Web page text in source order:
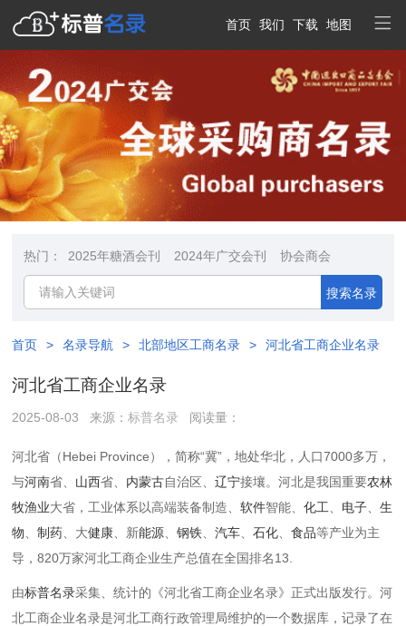
首页 我们 下载 地图
热门： 2025年糖酒会刊 2024年广交会刊 协会商会
搜索名录
首页 > 名录导航 > 北部地区工商名录 > 河北省工商企业名录
河北省工商企业名录
2025-08-03 来源：标普名录 阅读量：
河北省（Hebei Province），简称“冀”，地处华北， 人口7000多万 ，
与河南省、 山西省、 内蒙古自治区、辽宁接壤。‌河北是我国重要农林
牧渔业大省，工业体系以高端装备制造、软件智能、化工、 电子、生
物、制药、 大健康、新能源、钢铁、汽车、石化、食品等产业为主
导，820万家河北工商企业生产总值在全国排名13.
由标普名录采集、统计的《河北省工商企业名录》正式出版发行。河
北工商企业名录是河北工商行政管理局维护的一个数据库，记录了在